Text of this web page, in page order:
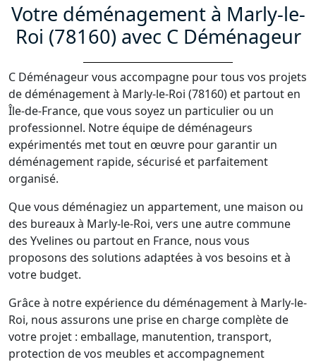
Votre déménagement à Marly-le-
Roi (78160) avec C Déménageur
C Déménageur vous accompagne pour tous vos projets
de déménagement à Marly-le-Roi (78160) et partout en
Île-de-France, que vous soyez un particulier ou un
professionnel. Notre équipe de déménageurs
expérimentés met tout en œuvre pour garantir un
déménagement rapide, sécurisé et parfaitement
organisé.
Que vous déménagiez un appartement, une maison ou
des bureaux à Marly-le-Roi, vers une autre commune
des Yvelines ou partout en France, nous vous
proposons des solutions adaptées à vos besoins et à
votre budget.
Grâce à notre expérience du déménagement à Marly-le-
Roi, nous assurons une prise en charge complète de
votre projet : emballage, manutention, transport,
protection de vos meubles et accompagnement